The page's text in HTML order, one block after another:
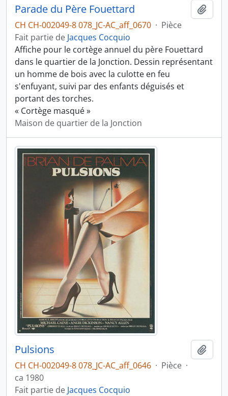
Parade du Père Fouettard
CH CH-002049-8 078_JC-AC_aff_0670 · Pièce
Fait partie de Jacques Cocquio
Affiche pour le cortège annuel du père Fouettard
dans le quartier de la Jonction. Dessin représentant
un homme de bois avec la culotte en feu
s'enfuyant, suivi par des enfants déguisés et
portant des torches.
« Cortège masqué »
Maison de quartier de la Jonction
Pulsions
CH CH-002049-8 078_JC-AC_aff_0646 · Pièce ·
ca 1980
Fait partie de Jacques Cocquio